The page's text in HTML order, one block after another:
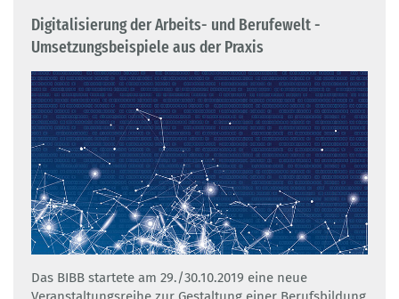
Digitalisierung der Arbeits- und Berufewelt -
Umsetzungsbeispiele aus der Praxis
Das BIBB startete am 29./30.10.2019 eine neue